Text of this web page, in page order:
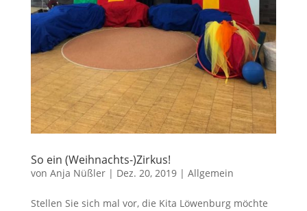
So ein (Weihnachts-)Zirkus!
von Anja Nüßler| Dez. 20, 2019| Allgemein
Stellen Sie sich mal vor, die Kita Löwenburg möchte